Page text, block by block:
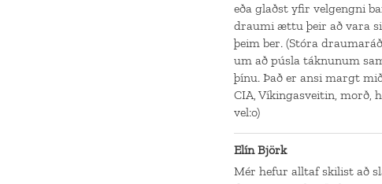
eða glaðst yfir velgengni
draumi ættu þeir að vara
þeim ber. (Stóra
um að púsla táknunum
þínu. Það er ansi margt
CIA, Víkingasveitin, morð,
vel:o)
Elín Björk
Mér hefur alltaf skilist að